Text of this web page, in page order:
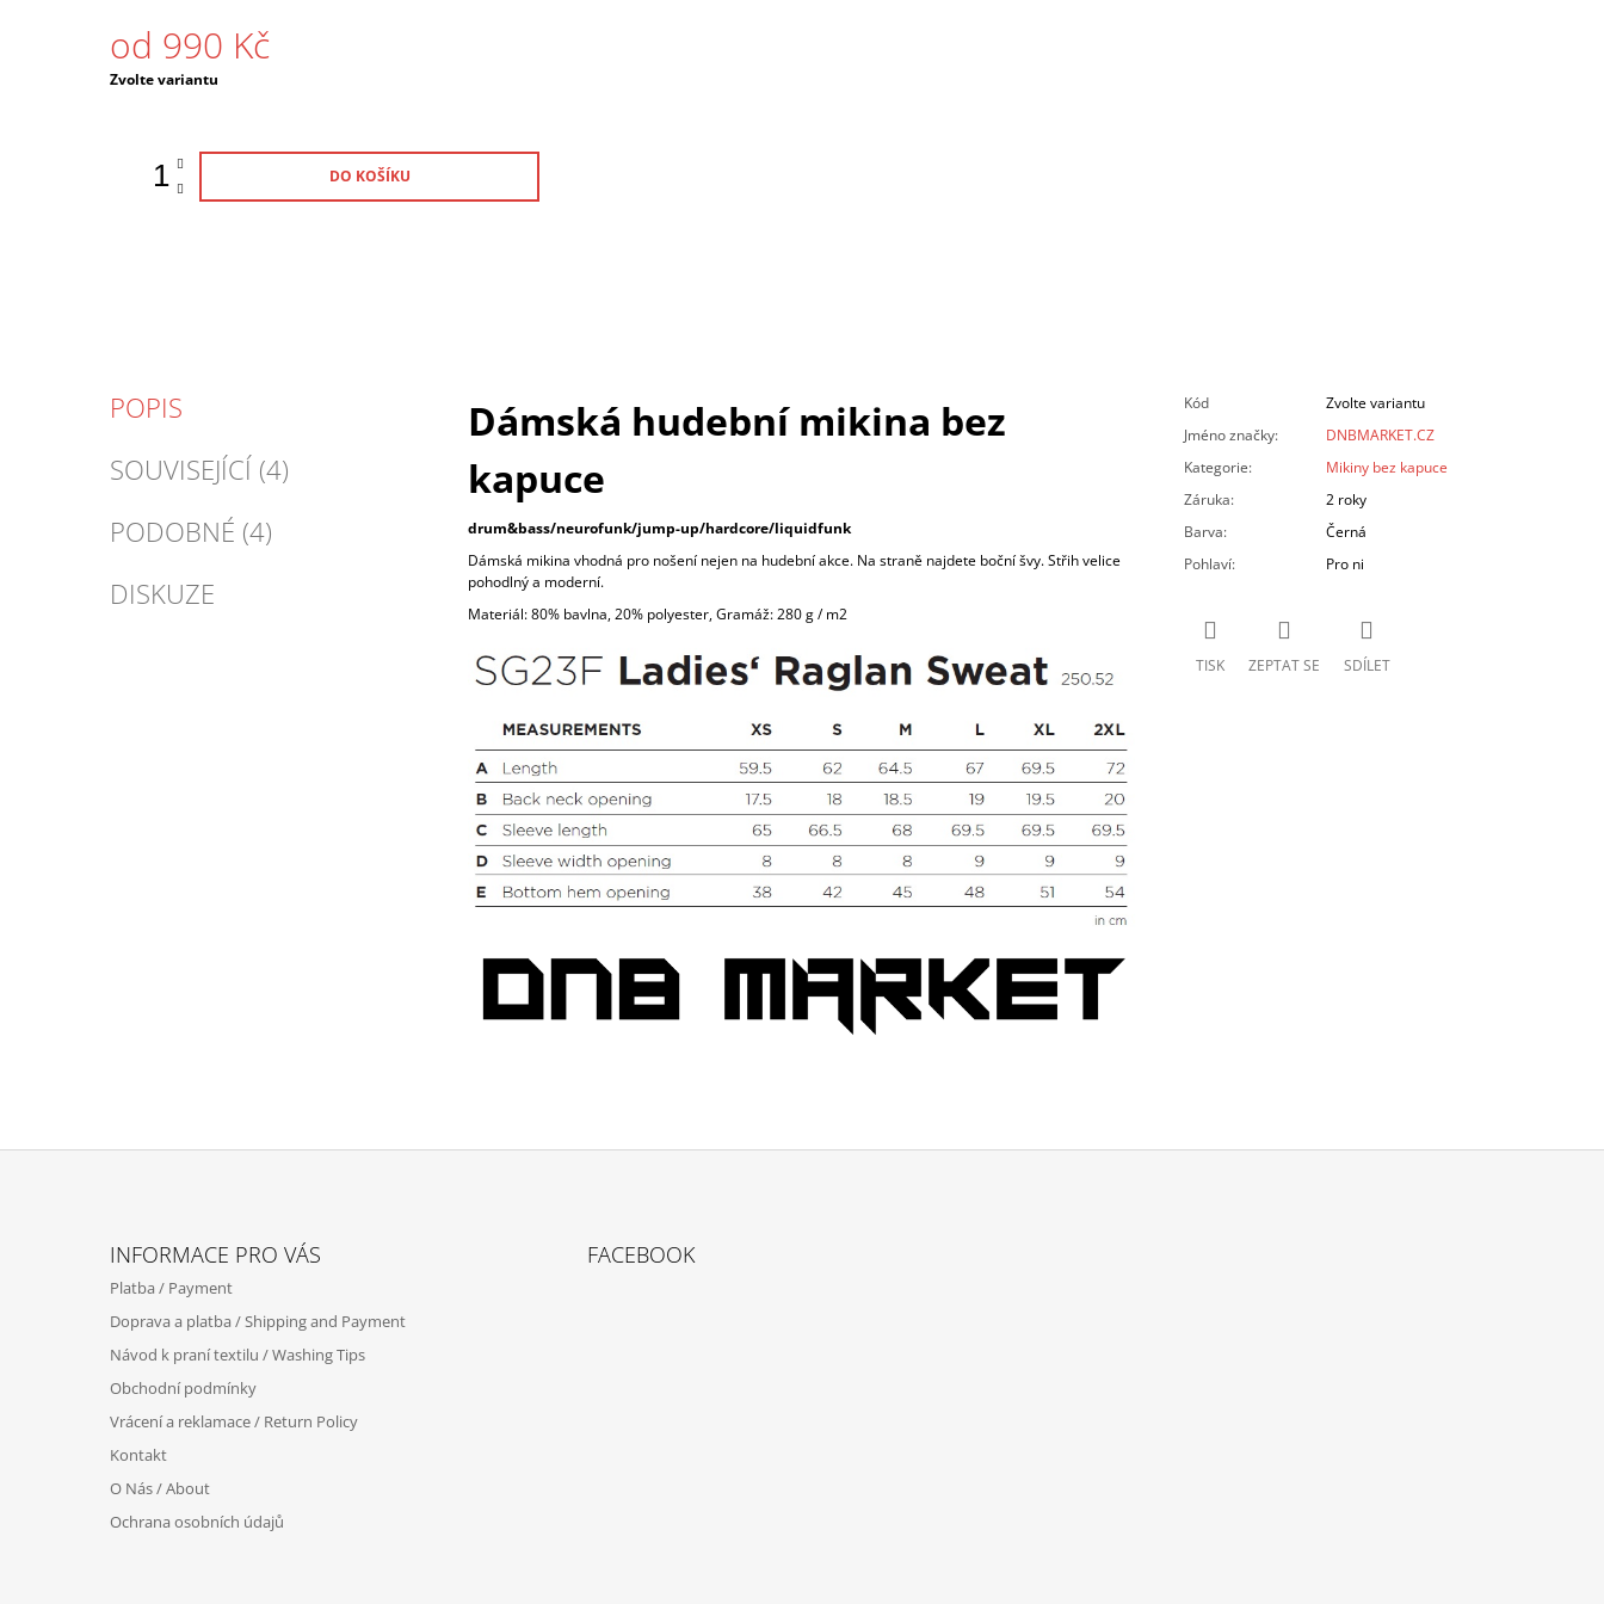
od 990 Kč
Měrná
Zvolte variantu
DO KOŠÍKU
POPIS
SOUVISEJÍCÍ (4)
PODOBNÉ (4)
DISKUZE
Dámská hudební mikina bez
kapuce
drum&bass/neurofunk/jump-up/hardcore/liquidfunk
Dámská mikina vhodná pro nošení nejen na hudební akce. Na straně najdete boční švy. Střih velice
pohodlný a moderní.
Materiál: 80% bavlna, 20% polyester, Gramáž: 280 g / m2
Kód
Zvolte variantu
Jméno značky:
DNBMARKET.CZ
Kategorie:
Mikiny bez kapuce
Záruka:
2 roky
Barva:
Černá
Pohlaví: Pro ni
TISK ZEPTAT SE SDÍLET
INFORMACE PRO VÁS
Platba / Payment
Doprava a platba / Shipping and Payment
Návod k praní textilu / Washing Tips
Obchodní podmínky
Vrácení a reklamace / Return Policy
Kontakt
O Nás / About
Ochrana osobních údajů
FACEBOOK